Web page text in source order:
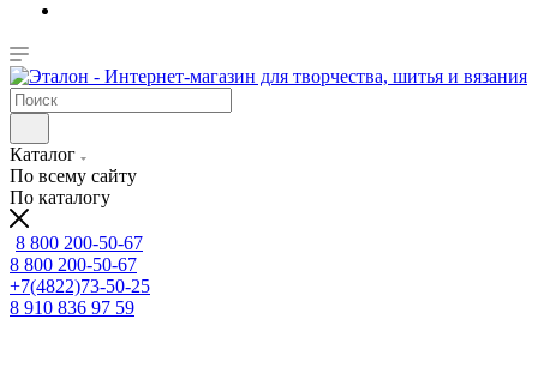
Каталог
По всему сайту
По каталогу
8 800 200-50-67
8 800 200-50-67
+7(4822)73-50-25
8 910 836 97 59